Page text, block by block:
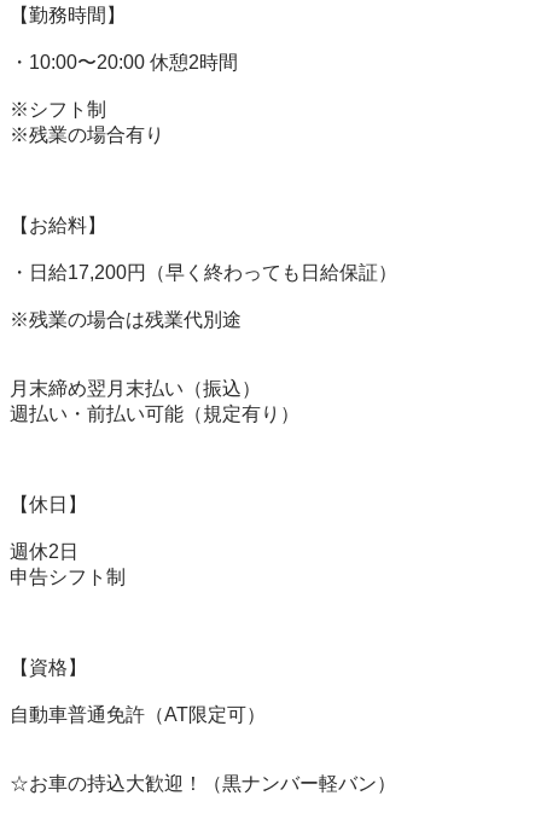
【勤務時間】
・10:00〜20:00 休憩2時間
※シフト制
※残業の場合有り
【お給料】
・日給17,200円（早く終わっても日給保証）
※残業の場合は残業代別途
月末締め翌月末払い（振込）
週払い・前払い可能（規定有り）
【休日】
週休2日
申告シフト制
【資格】
自動車普通免許（AT限定可）
☆お車の持込大歓迎！（黒ナンバー軽バン）